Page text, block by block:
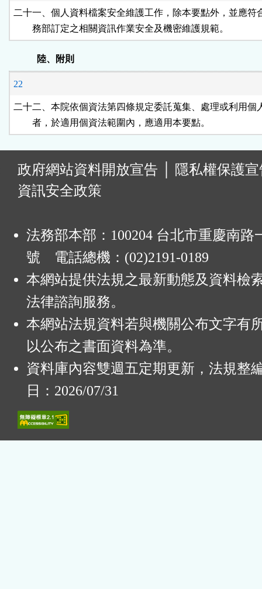
二十一、個人資料檔案安全維護工作，除本要點外，並應符
        務部訂定之相關資訊作業安全及機密維護規範。
陸、附則
22
二十二、本院依個資法第四條規定委託蒐集、處理或利用個
        者，於適用個資法範圍內，應適用本要點。
政府網站資料開放宣告
隱私權保護
資訊安全政策
法務部本部：100204 台北市重慶南路
號 電話總機：(02)2191-0189
本網站提供法規之最新動態及資料檢
法律諮詢服務。
本網站法規資料若與機關公布文字有
以公布之書面資料為準。
資料庫內容雙週五定期更新，法規整
日：2026/07/31